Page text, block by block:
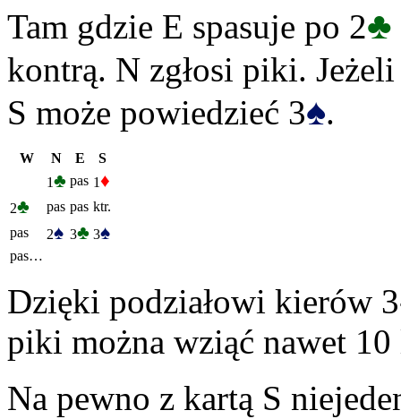
Tam gdzie E spasuje po 2♣
kontrą. N zgłosi piki.
S może powiedzieć 3♠.
W N E
S
1♣ pas 1♦
2♣ pas pas ktr.
pas
2♠ 3♣ 3♠
pas…
Dzięki podziałowi kierów
piki można wziąć nawet 10
Na pewno z kartą S